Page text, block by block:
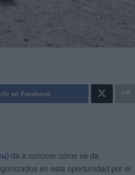
en Facebook
da a conocer cómo se da
en esta oportunidad por el